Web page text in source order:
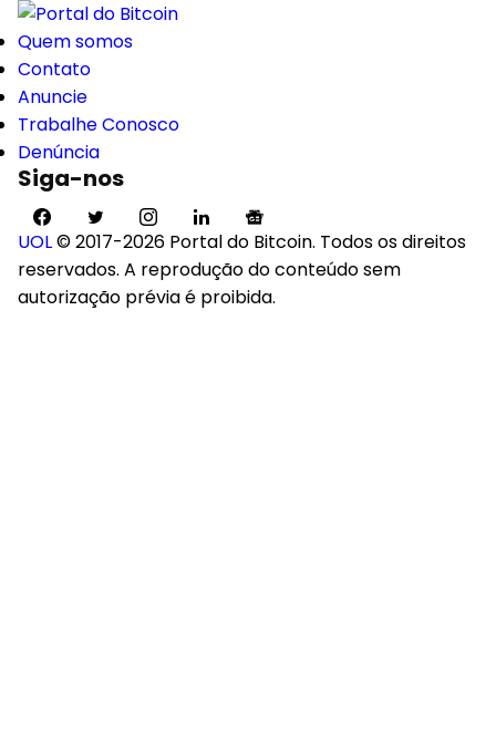
Quem somos
Contato
Anuncie
Trabalhe Conosco
Denúncia
Siga-nos
UOL© 2017-2026 Portal do Bitcoin. Todos os direitos
reservados. A reprodução do conteúdo sem
autorização prévia é proibida.